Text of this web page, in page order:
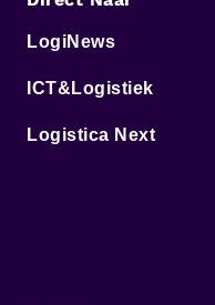
LogiNews
ICT&Logistiek
Logistica Next